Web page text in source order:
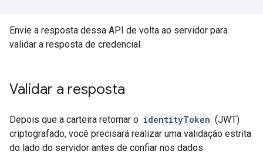
Envie a resposta dessa API de volta ao servidor para
validar a resposta de credencial.
Validar a resposta
Depois que a carteira retornar o identityToken (JWT)
criptografado, você precisará realizar uma validação estrita
do lado do servidor antes de confiar nos dados.